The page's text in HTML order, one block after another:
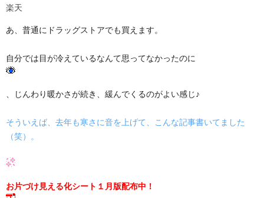
楽天
あ、普通にドラッグストアでも買えます。
自分では目が冷えているなんて思ってなかったのに
、じんわり暖かさが続き、緩んでくるのがよい感じ♪
そういえば、去年も寒さに音を上げて、こんな記事書いてました
（笑）。
お片づけ見える化シート１月版配布中！